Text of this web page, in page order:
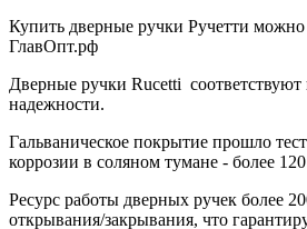
Купить дверные ручки Ручетти
ГлавОпт.рф
Дверные ручки Rucetti
надежности.
Гальваническое покрытие прошло
коррозии в соляном тумане - более
Ресурс работы дверных ручек более
открывания/закрывания, что